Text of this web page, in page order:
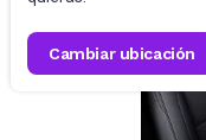
cambiar ubicación